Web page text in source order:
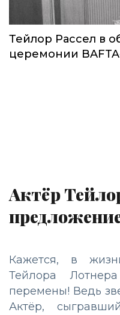
Тейлор Рассел в
церемонии
Актёр
Кажется, в
Тейлора
перемены! Ведь
Актёр,